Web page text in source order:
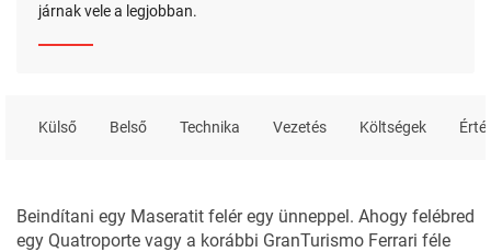
járnak vele a legjobban.
Külső Belső Technika Vezetés Költségek
Beindítani egy Maseratit felér egy ünneppel. Ahogy felébred
egy Quatroporte vagy a korábbi GranTurismo Ferrari féle